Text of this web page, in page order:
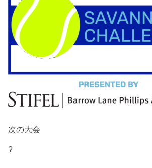
次の大会
?